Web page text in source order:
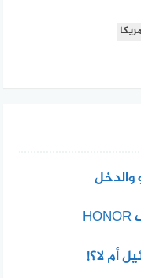
والدخل
هل تستحق تركيبة كاميرا هاتف HONOR
أم لا؟!